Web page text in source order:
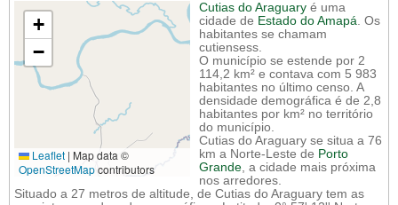
+
−
Leaflet | Map data ©
OpenStreetMapcontributors
Cutias do Araguary é uma
cidade de Estado do Amapá. Os
habitantes se chamam
cutiensess.
O município se estende por 2
114,2 km² e contava com 5 983
habitantes no último censo. A
densidade demográfica é de 2,8
habitantes por km² no território
do município.
Cutias do Araguary se situa a 76
km a Norte-Leste de Porto
Grande, a cidade mais próxima
nos arredores.
Situado a 27 metros de altitude, de Cutias do Araguary tem as